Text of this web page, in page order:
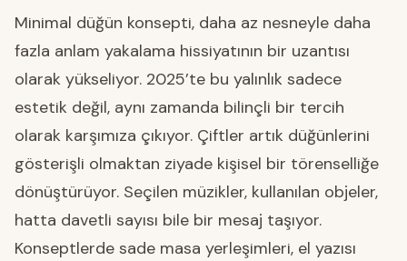
Minimal düğün konsepti, daha az nesneyle daha
fazla anlam yakalama hissiyatının bir uzantısı
olarak yükseliyor. 2025’te bu yalınlık sadece
estetik değil, aynı zamanda bilinçli bir tercih
olarak karşımıza çıkıyor. Çiftler artık düğünlerini
gösterişli olmaktan ziyade kişisel bir törenselliğe
dönüştürüyor. Seçilen müzikler, kullanılan objeler,
hatta davetli sayısı bile bir mesaj taşıyor.
Konseptlerde sade masa yerleşimleri, el yazısı